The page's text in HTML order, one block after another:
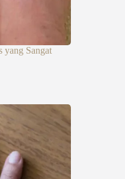
yang Sangat